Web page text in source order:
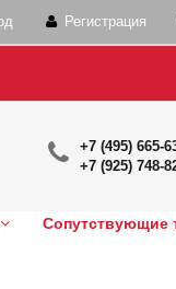
Регистрация
+7 (495) 665-
+7 (925) 748-
Сопутствующие